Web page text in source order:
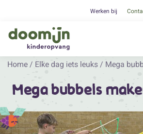
Werken bij
Home / Elke dag iets leuks / Mega
Mega bubbels